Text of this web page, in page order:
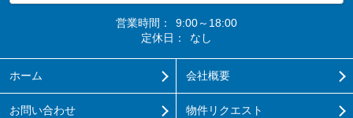
営業時間：
9:00～18:00
定休日：
なし
ホーム 会社概要
お問い合わせ 物件リクエスト